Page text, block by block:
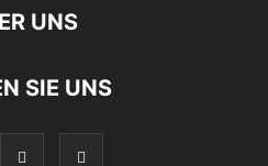
UNS
SIE UNS